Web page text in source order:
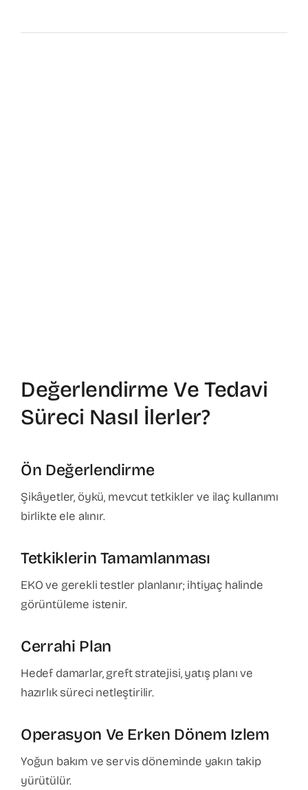
Değerlendirme Ve Tedavi
Süreci Nasıl İlerler?
Ön Değerlendirme
Şikâyetler, öykü, mevcut tetkikler ve ilaç kullanımı
birlikte ele alınır.
Tetkiklerin Tamamlanması
EKO ve gerekli testler planlanır; ihtiyaç halinde
görüntüleme istenir.
Cerrahi Plan
Hedef damarlar, greft stratejisi, yatış planı ve
hazırlık süreci netleştirilir.
Operasyon Ve Erken Dönem Izlem
Yoğun bakım ve servis döneminde yakın takip
yürütülür.